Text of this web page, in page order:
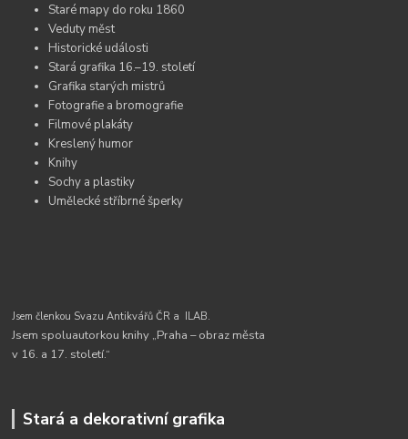
Staré mapy do roku 1860
Veduty měst
Historické události
Stará grafika 16.–19. století
Grafika starých mistrů
Fotografie a bromografie
Filmové plakáty
Kreslený humor
Knihy
Sochy a plastiky
Umělecké stříbrné šperky
Jsem členkou Svazu Antikvářů ČR a ILAB.
Jsem spoluautorkou knihy „Praha – obraz města
v 16. a 17. století.“
Stará a dekorativní grafika